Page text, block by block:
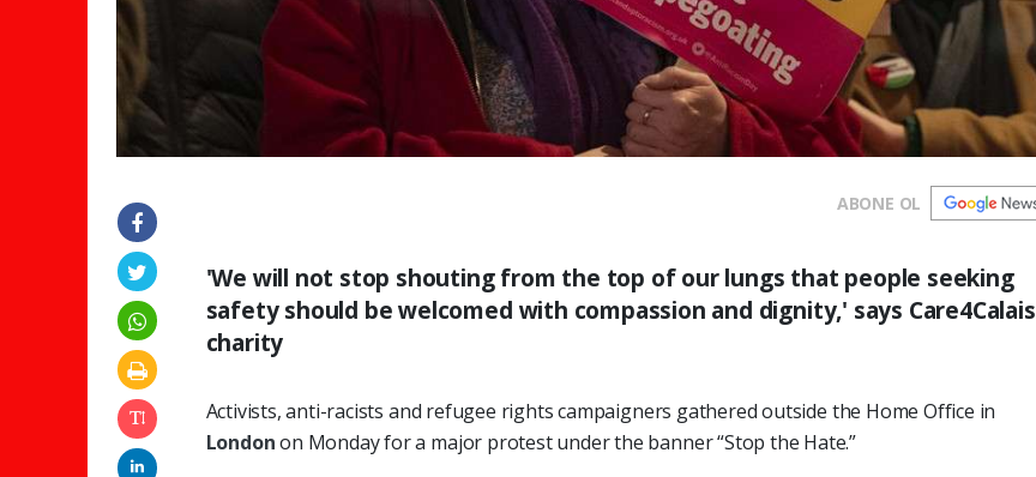
ABONE OL
'We will not stop shouting from the top of our lungs that people seeking
safety should be welcomed with compassion and dignity,' says Care4Calais
charity
Activists, anti-racists and refugee rights campaigners gathered outside the Home Office in
Londonon Monday for a major protest under the banner “Stop the Hate.”